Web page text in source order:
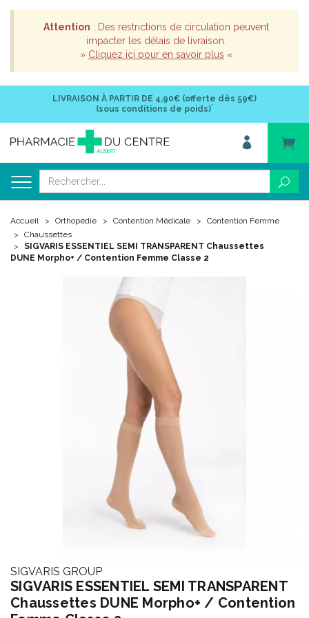
Attention : Des restrictions de circulation peuvent
impacter les délais de livraison.
» Cliquez ici pour en savoir plus «
LIVRAISON À PARTIR DE 4,90€ (offerte dès 59€)
(sous conditions de poids)*
Accueil Orthopédie Contention Médicale
Contention Femme
Chaussettes
SIGVARIS ESSENTIEL SEMI TRANSPARENT Chaussettes
DUNE Morpho+ / Contention Femme Classe 2
SIGVARIS GROUP
SIGVARIS ESSENTIEL SEMI TRANSPARENT
Chaussettes DUNE Morpho+ / Contention